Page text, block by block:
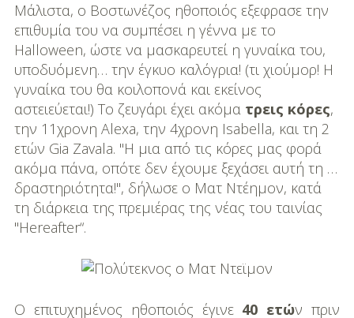
Διάσημες
Βαπτίσεις
Σπίτι
Παιδικό Δωμάτιο
Deco
DIY
Διατροφή-Συνταγές
Μάλιστα, ο Βοστωνέζος ηθοποιός εξεφρασε την
επιθυμία του να συμπέσει η γέννα με το
Halloween, ώστε να μασκαρευτεί η γυναίκα του,
υποδυόμενη… την έγκυο καλόγρια! (τι χιούμορ! Η
γυναίκα του θα κοιλοπονά και εκείνος
αστειεύεται!) Το ζευγάρι έχει ακόμα τρεις κόρες,
την 11χρονη Alexa, την 4χρονη Isabella, και τη 2
ετών Gia Zavala. "Η μια από τις κόρες μας φορά
ακόμα πάνα, οπότε δεν έχουμε ξεχάσει αυτή τη …
δραστηριότητα!", δήλωσε ο Ματ Ντέημον, κατά
τη διάρκεια της πρεμιέρας της νέας του ταινίας
"Hereafter“.
O επιτυχημένος ηθοποιός έγινε 40 ετών πριν